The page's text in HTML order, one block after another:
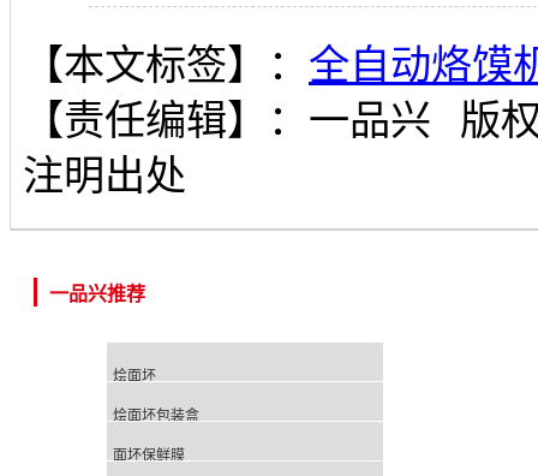
【本文标签】： 全自动烙馍
【责任编辑】： 一品兴
版
注明出处
一品兴推荐
烩面坯
烩面坯包装盒
面坯保鲜膜